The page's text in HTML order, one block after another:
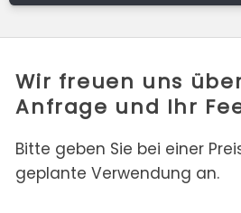
Wir freuen uns
Anfrage und Ihr
Bitte geben Sie bei einer
geplante Verwendung an.